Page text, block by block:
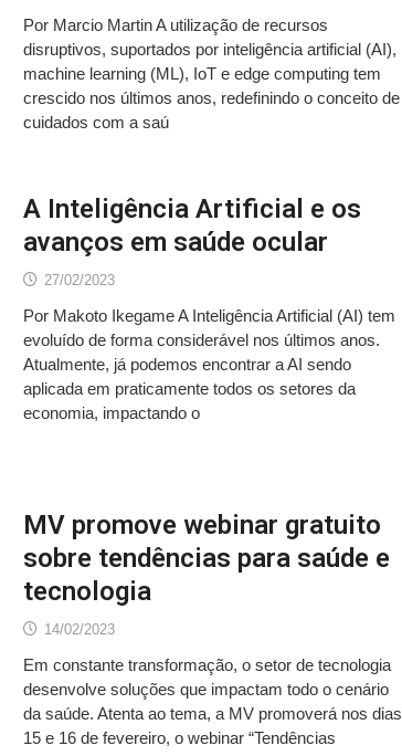
Por Marcio Martin A utilização de recursos
disruptivos, suportados por inteligência artificial (AI),
machine learning (ML), IoT e edge computing tem
crescido nos últimos anos, redefinindo o conceito de
cuidados com a saú
A Inteligência Artificial e os
avanços em saúde ocular
27/02/2023
Por Makoto Ikegame A Inteligência Artificial (AI) tem
evoluído de forma considerável nos últimos anos.
Atualmente, já podemos encontrar a AI sendo
aplicada em praticamente todos os setores da
economia, impactando o
MV promove webinar gratuito
sobre tendências para saúde e
tecnologia
14/02/2023
Em constante transformação, o setor de tecnologia
desenvolve soluções que impactam todo o cenário
da saúde. Atenta ao tema, a MV promoverá nos dias
15 e 16 de fevereiro, o webinar “Tendências